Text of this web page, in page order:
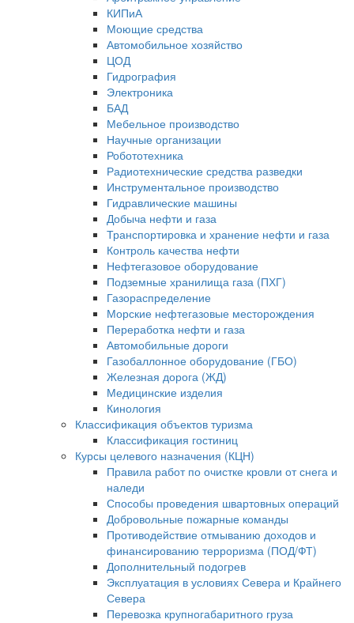
КИПиА
Моющие средства
Автомобильное хозяйство
ЦОД
Гидрография
Электроника
БАД
Мебельное производство
Научные организации
Робототехника
Радиотехнические средства разведки
Инструментальное производство
Гидравлические машины
Добыча нефти и газа
Транспортировка и хранение нефти и газа
Контроль качества нефти
Нефтегазовое оборудование
Подземные хранилища газа (ПХГ)
Газораспределение
Морские нефтегазовые месторождения
Переработка нефти и газа
Автомобильные дороги
Газобаллонное оборудование (ГБО)
Железная дорога (ЖД)
Медицинские изделия
Кинология
Классификация объектов туризма
Классификация гостиниц
Курсы целевого назначения (КЦН)
Правила работ по очистке кровли от снега и
наледи
Способы проведения швартовных операций
Добровольные пожарные команды
Противодействие отмыванию доходов и
финансированию терроризма (ПОД/ФТ)
Дополнительный подогрев
Эксплуатация в условиях Севера и Крайнего
Севера
Перевозка крупногабаритного груза